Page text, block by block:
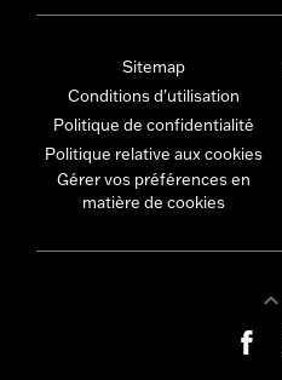
Sitemap
Conditions d'utilisation
Politique de confidentialité
Politique relative aux cookies
Gérer vos préférences en
matière de cookies